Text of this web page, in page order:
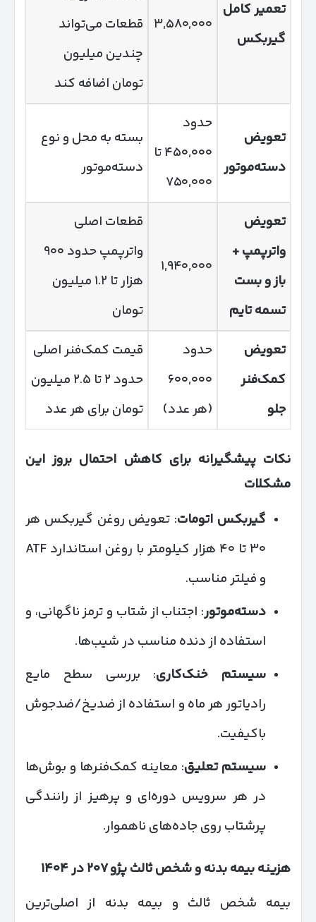
تعمیر کامل
گیربکس
۳,۵۸۰,۰۰۰ قطعات می‌تواند
چندین میلیون
تومان اضافه کند
تعویض
دسته‌موتور
حدود
۴۵۰,۰۰۰ تا
۷۵۰,۰۰۰
بسته به محل و نوع
دسته‌موتور
تعویض
واترپمپ +
باز و بست
تسمه تایم
۱,۹۴۰,۰۰۰
قطعات اصلی
واترپمپ حدود ۹۰۰
هزار تا ۱.۲ میلیون
تومان
تعویض
کمک‌فنر
جلو
حدود
۶۰۰,۰۰۰
(هر عدد)
قیمت کمک‌فنر اصلی
حدود ۲ تا ۲.۵ میلیون
تومان برای هر عدد
نکات پیشگیرانه برای کاهش احتمال بروز این
مشکلات
گیربکس اتومات: تعویض روغن گیربکس هر
۳۰ تا ۴۰ هزار کیلومتر با روغن استاندارد ATF
و فیلتر مناسب.
دسته‌موتور: اجتناب از شتاب و ترمز ناگهانی، و
استفاده از دنده مناسب در شیب‌ها.
سیستم خنک‌کاری: بررسی سطح مایع
رادیاتور هر ماه و استفاده از ضدیخ/ضدجوش
باکیفیت.
سیستم تعلیق: معاینه کمک‌فنرها و بوش‌ها
در هر سرویس دوره‌ای و پرهیز از رانندگی
پرشتاب روی جاده‌های ناهموار.
هزینه بیمه بدنه و شخص ثالث پژو۲۰۷در۱۴۰۴
بیمه شخص ثالث و بیمه بدنه از اصلی‌ترین